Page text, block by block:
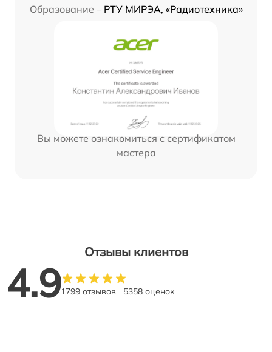
Образование – РТУ МИРЭА, «Радиотехника»
Вы можете ознакомиться с сертификатом
мастера
Отзывы клиентов
4.91799 отзывов 5358 оценок